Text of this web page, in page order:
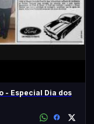
- Especial Dia dos